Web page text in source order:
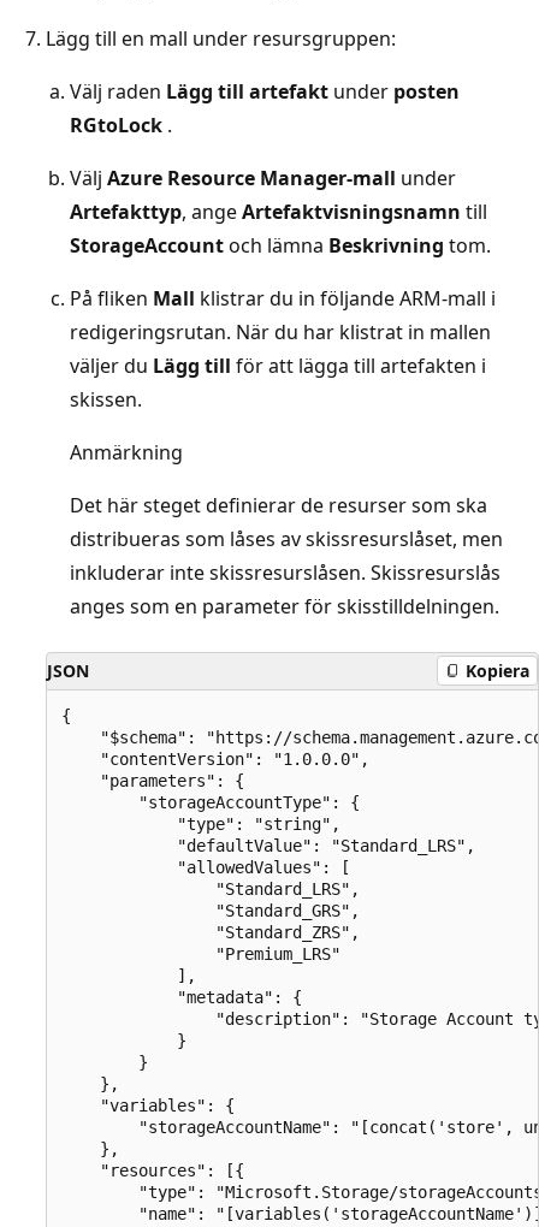
Lägg till en mall under resursgruppen:
Välj raden Lägg till artefakt under posten
RGtoLock .
Välj Azure Resource Manager-mall under
Artefakttyp, angeArtefaktvisningsnamn till
StorageAccountoch lämna Beskrivning tom.
På fliken Mall klistrar du in följande ARM-mall i
redigeringsrutan. När du har klistrat in mallen
väljer du Lägg till för att lägga till artefakten i
skissen.
Anmärkning
Det här steget definierar de resurser som ska
distribueras som låses av skissresurslåset, men
inkluderar inte skissresurslåsen. Skissresurslås
anges som en parameter för skisstilldelningen.
JSON Kopiera
{
"$schema": "https://
    "contentVersion": "1.0.0.0",
    "parameters": {
        "storageAccountType": {
            "type": "string",
            "defaultValue": "Standard_LRS",
            "allowedValues": [
                "Standard_LRS",
                "Standard_GRS",
                "Standard_ZRS",
                "Premium_LRS"
            ],
            "metadata": {
"description": "Storage Account
            }
        }
    },
    "variables": {
"storageAccountName": "[concat('store',
    },
    "resources": [{
"type": "Microsoft.Storage/
"name":